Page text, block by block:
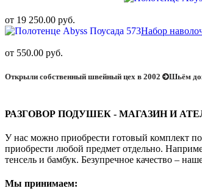
от 19 250.00 руб.
Набор
от 550.00 руб.
Открыли собственный швейный цех в 2002 Шьём
РАЗГОВОР ПОДУШЕК - МАГАЗИН И
У нас можно приобрести готовый комплект
приобрести любой предмет отдельно.
тенсель и бамбук. Безупречное качество –
Мы принимаем: